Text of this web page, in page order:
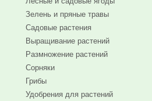
Зелень и пряные травы
Садовые растения
Выращивание растений
Размножение растений
Сорняки
Грибы
Удобрения для растений